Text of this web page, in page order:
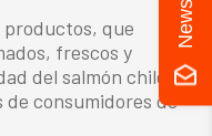
que
frescos y
del salmón chileno
consumidores de